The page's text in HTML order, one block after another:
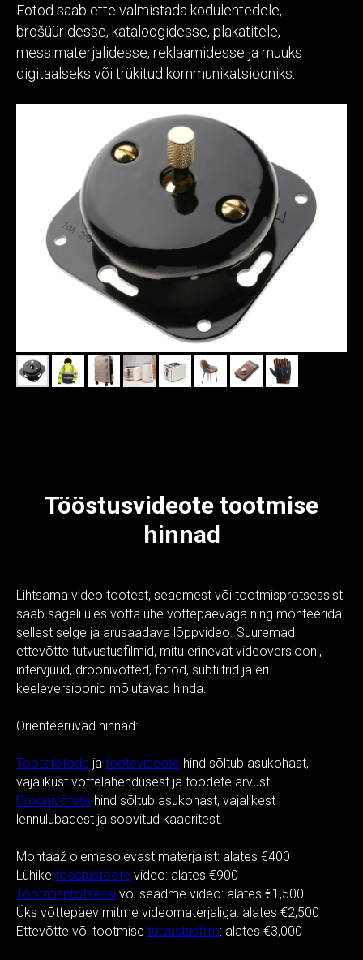
Fotod saab ette valmistada kodulehtedele,
brošüüridesse, kataloogidesse, plakatitele,
messimaterjalidesse, reklaamidesse ja muuks
digitaalseks või trükitud kommunikatsiooniks.
Tööstusvideote tootmise
hinnad
Lihtsama video tootest, seadmest või tootmisprotsessist
saab sageli üles võtta ühe võttepäevaga ning monteerida
sellest selge ja arusaadava lõppvideo. Suuremad
ettevõtte tutvustusfilmid, mitu erinevat videoversiooni,
intervjuud, droonivõtted, fotod, subtiitrid ja eri
keeleversioonid mõjutavad hinda.
Orienteeruvad hinnad:
Tootefotode ja tootevideote hind sõltub asukohast,
vajalikust võttelahendusest ja toodete arvust.
Droonivõtete hind sõltub asukohast, vajalikest
lennulubadest ja soovitud kaadritest.
Montaaž olemasolevast materjalist: alates €400
Lühike tööstustoote video: alates €900
Tootmisprotsessi või seadme video: alates €1,500
Üks võttepäev mitme videomaterjaliga: alates €2,500
Ettevõtte või tootmise tutvustusfilm: alates €3,000